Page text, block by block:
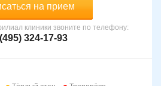
на прием
клиники звоните по телефону:
324-17-93